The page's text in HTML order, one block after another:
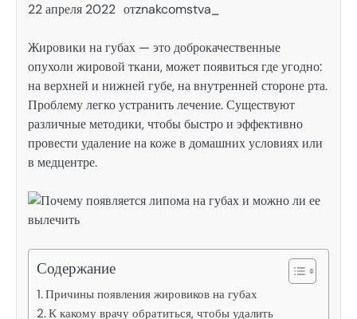
22 апреля 2022 отznakcomstva_
Жировики на губах — это доброкачественные
опухоли жировой ткани, может появиться где угодно:
на верхней и нижней губе, на внутренней стороне рта.
Проблему легко устранить лечение. Существуют
различные методики, чтобы быстро и эффективно
провести удаление на коже в домашних условиях или
в медцентре.
Содержание
Причины появления жировиков на губах
К какому врачу обратиться, чтобы удалить